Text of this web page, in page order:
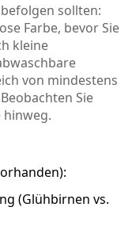
sollten:
Farbe, bevor Sie
kleine
von mindestens
Sie
hinweg.
(Glühbirnen vs.